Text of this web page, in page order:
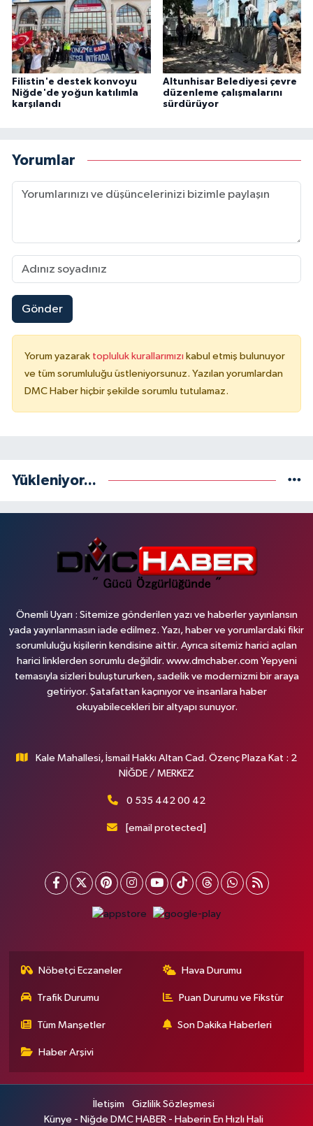
Filistin'e destek konvoyu
Niğde'de yoğun katılımla
karşılandı
Altunhisar Belediyesi çevre
düzenleme çalışmalarını
sürdürüyor
Yorumlar
Gönder
Yorum yazarak topluluk kurallarımızı kabul etmiş bulunuyor
ve tüm sorumluluğu üstleniyorsunuz. Yazılan yorumlardan
DMC Haber hiçbir şekilde sorumlu tutulamaz.
Yükleniyor...
Önemli Uyarı : Sitemize gönderilen yazı ve haberler yayınlansın
yada yayınlanmasın iade edilmez. Yazı, haber ve yorumlardaki fikir
sorumluluğu kişilerin kendisine aittir. Ayrıca sitemiz harici açılan
harici linklerden sorumlu değildir. www.dmchaber.com Yepyeni
temasıyla sizleri buluştururken, sadelik ve modernizmi bir araya
getiriyor. Şatafattan kaçınıyor ve insanlara haber
okuyabilecekleri bir altyapı sunuyor.
Kale Mahallesi, İsmail Hakkı Altan Cad. Özenç Plaza Kat : 2
NİĞDE / MERKEZ
0 535 442 00 42
[email protected]
Nöbetçi Eczaneler Hava Durumu
Trafik Durumu Puan Durumu ve Fikstür
Tüm Manşetler Son Dakika Haberleri
Haber Arşivi
İletişim
Gizlilik Sözleşmesi
Künye - Niğde DMC HABER - Haberin En Hızlı Hali